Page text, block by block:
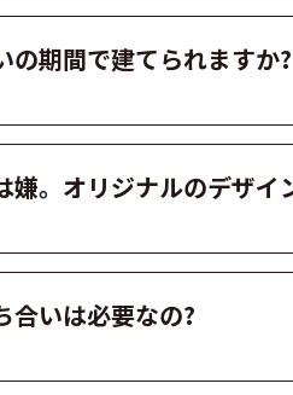
の期間で建てられますか?
嫌。オリジナルのデザイ
合いは必要なの?